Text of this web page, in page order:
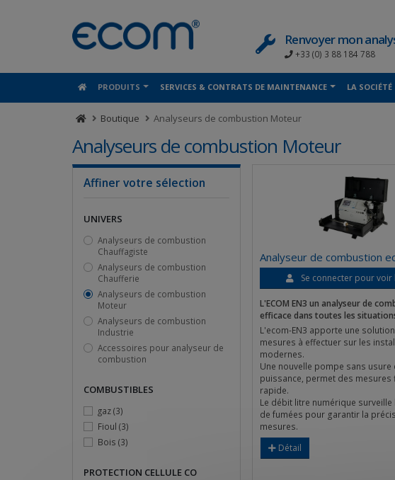
Renvoyer mon
+33 (0) 3 88 184 788
PRODUITS SERVICES & CONTRATS DE MAINTENANCE LA SOCIÉTÉ
Boutique Analyseurs de combustion Moteur
Analyseurs de combustion Moteur
Analyseur de combustion
Se connecter pour voir
L'ECOM EN3 un analyseur de
efficace dans toutes les
L'ecom-EN3 apporte une
mesures à effectuer sur les
modernes.
Une nouvelle pompe sans usure
puissance, permet des mesures
rapide.
Le débit litre numérique surveille
de fumées pour garantir la
mesures.
Détail
Affiner votre sélection
UNIVERS
Analyseurs de combustion
Chauffagiste
Analyseurs de combustion
Chaufferie
Analyseurs de combustion
Moteur
Analyseurs de combustion
Industrie
Accessoires pour analyseur de
combustion
COMBUSTIBLES
gaz(3)
Fioul (3)
Bois (3)
PROTECTION CELLULE CO